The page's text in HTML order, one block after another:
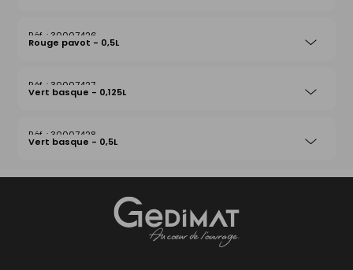
30007426
Rouge pavot - 0,5L
30007427
Vert basque - 0,125L
30007428
Vert basque - 0,5L